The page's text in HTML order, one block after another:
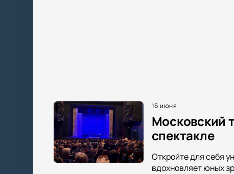
16 июня
Московский
спектакле
Откройте для себя
вдохновляет юных